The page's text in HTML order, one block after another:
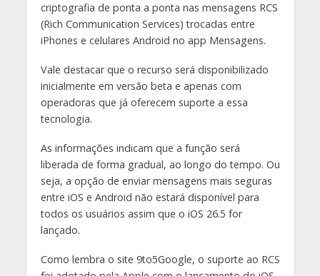
criptografia de ponta a ponta nas mensagens RCS
(Rich Communication Services) trocadas entre
iPhones e celulares Android no app Mensagens.
Vale destacar que o recurso será disponibilizado
inicialmente em versão beta e apenas com
operadoras que já oferecem suporte a essa
tecnologia.
As informações indicam que a função será
liberada de forma gradual, ao longo do tempo. Ou
seja, a opção de enviar mensagens mais seguras
entre iOS e Android não estará disponível para
todos os usuários assim que o iOS 26.5 for
lançado.
Como lembra o site 9to5Google, o suporte ao RCS